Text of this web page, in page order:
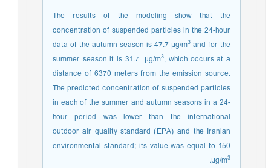
The results of the modeling show that the
concentration of suspended particles in the 24-hour
data of the autumn season is 47.7 µg/m 3and for the
summer season it is 31.7 µg/m , which occurs at a
distance of 6370 meters from the emission source.
The predicted concentration of suspended particles
in each of the summer and autumn seasons in a 24-
hour period was lower than the international
outdoor air quality standard (EPA) and the Iranian
environmental standard; its value was equal to 150
µg/m
.